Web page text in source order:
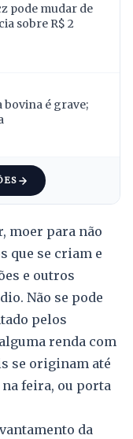
pode mudar de
sobre R$ 2
bovina é grave;
moer para não
que se criam e
e outros
Não se pode
pelos
renda com
se originam até
na feira, ou porta
da